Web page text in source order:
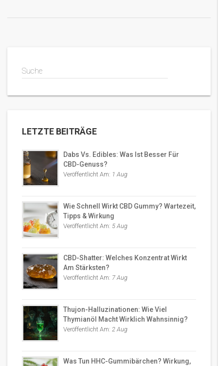
Suche
LETZTE BEITRÄGE
Dabs Vs. Edibles: Was Ist Besser Für
CBD-Genuss?
Veröffentlicht Am: 1 Aug
Wie Schnell Wirkt CBD Gummy? Wartezeit,
Tipps & Wirkung
Veröffentlicht Am: 5 Aug
CBD-Shatter: Welches Konzentrat Wirkt
Am Stärksten?
Veröffentlicht Am: 7 Aug
Thujon-Halluzinationen: Wie Viel
Thymianöl Macht Wirklich Wahnsinnig?
Veröffentlicht Am: 2 Aug
Was Tun HHC-Gummibärchen? Wirkung,